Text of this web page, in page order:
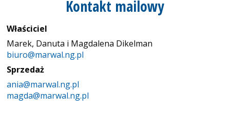
Kontakt mailowy
Właściciel
Marek, Danuta i Magdalena Dikelman
biuro@marwal.ng.pl
Sprzedaż
ania@marwal.ng.pl
magda@marwal.ng.pl
Winda montażowa
Nawiewniki